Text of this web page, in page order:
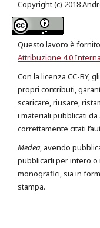
Copyright (c) 2018
Questo lavoro è
Attribuzione 4.0
Con la licenza CC-BY,
propri contributi,
scaricare, riusare,
i materiali pubblicati da
correttamente citati
Medea, avendo
pubblicarli per intero
monografici, sia in
stampa.